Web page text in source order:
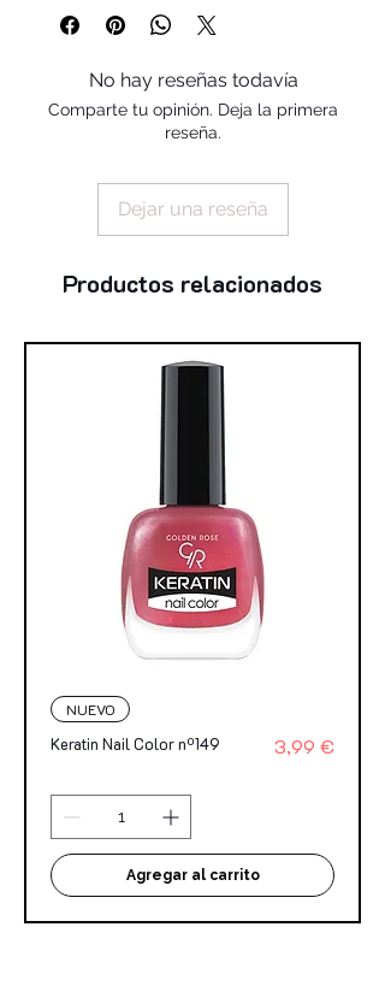
cera, octyldodecanol, ethylhexyl
hydroxystearate, cetearyl alcohol,
phytosteryl/octyldodecyl lauroyl
glutamate, copernicia cerifera cera.
No hay reseñas todavía
Comparte tu opinión. Deja la primera
reseña.
Dejar una reseña
Productos relacionados
NUEVO
Keratin Nail Color nº149 Precio
3,99 €
Agregar al carrito